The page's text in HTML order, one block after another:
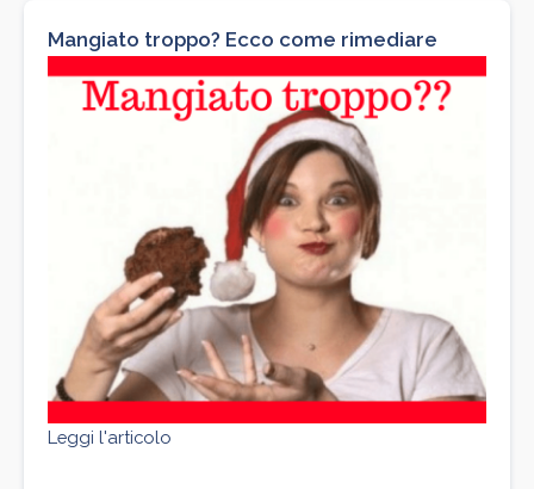
Mangiato troppo? Ecco come rimediare
Leggi l'articolo